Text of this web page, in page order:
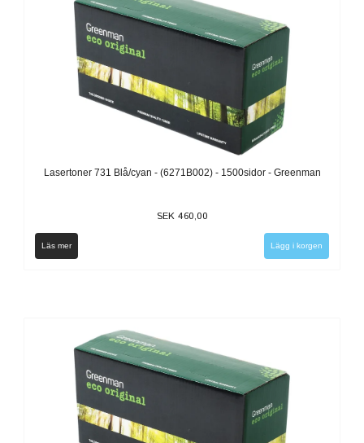
Lasertoner 731 Blå/cyan - (6271B002) - 1500sidor - Greenman
SEK 460,00
Läs mer